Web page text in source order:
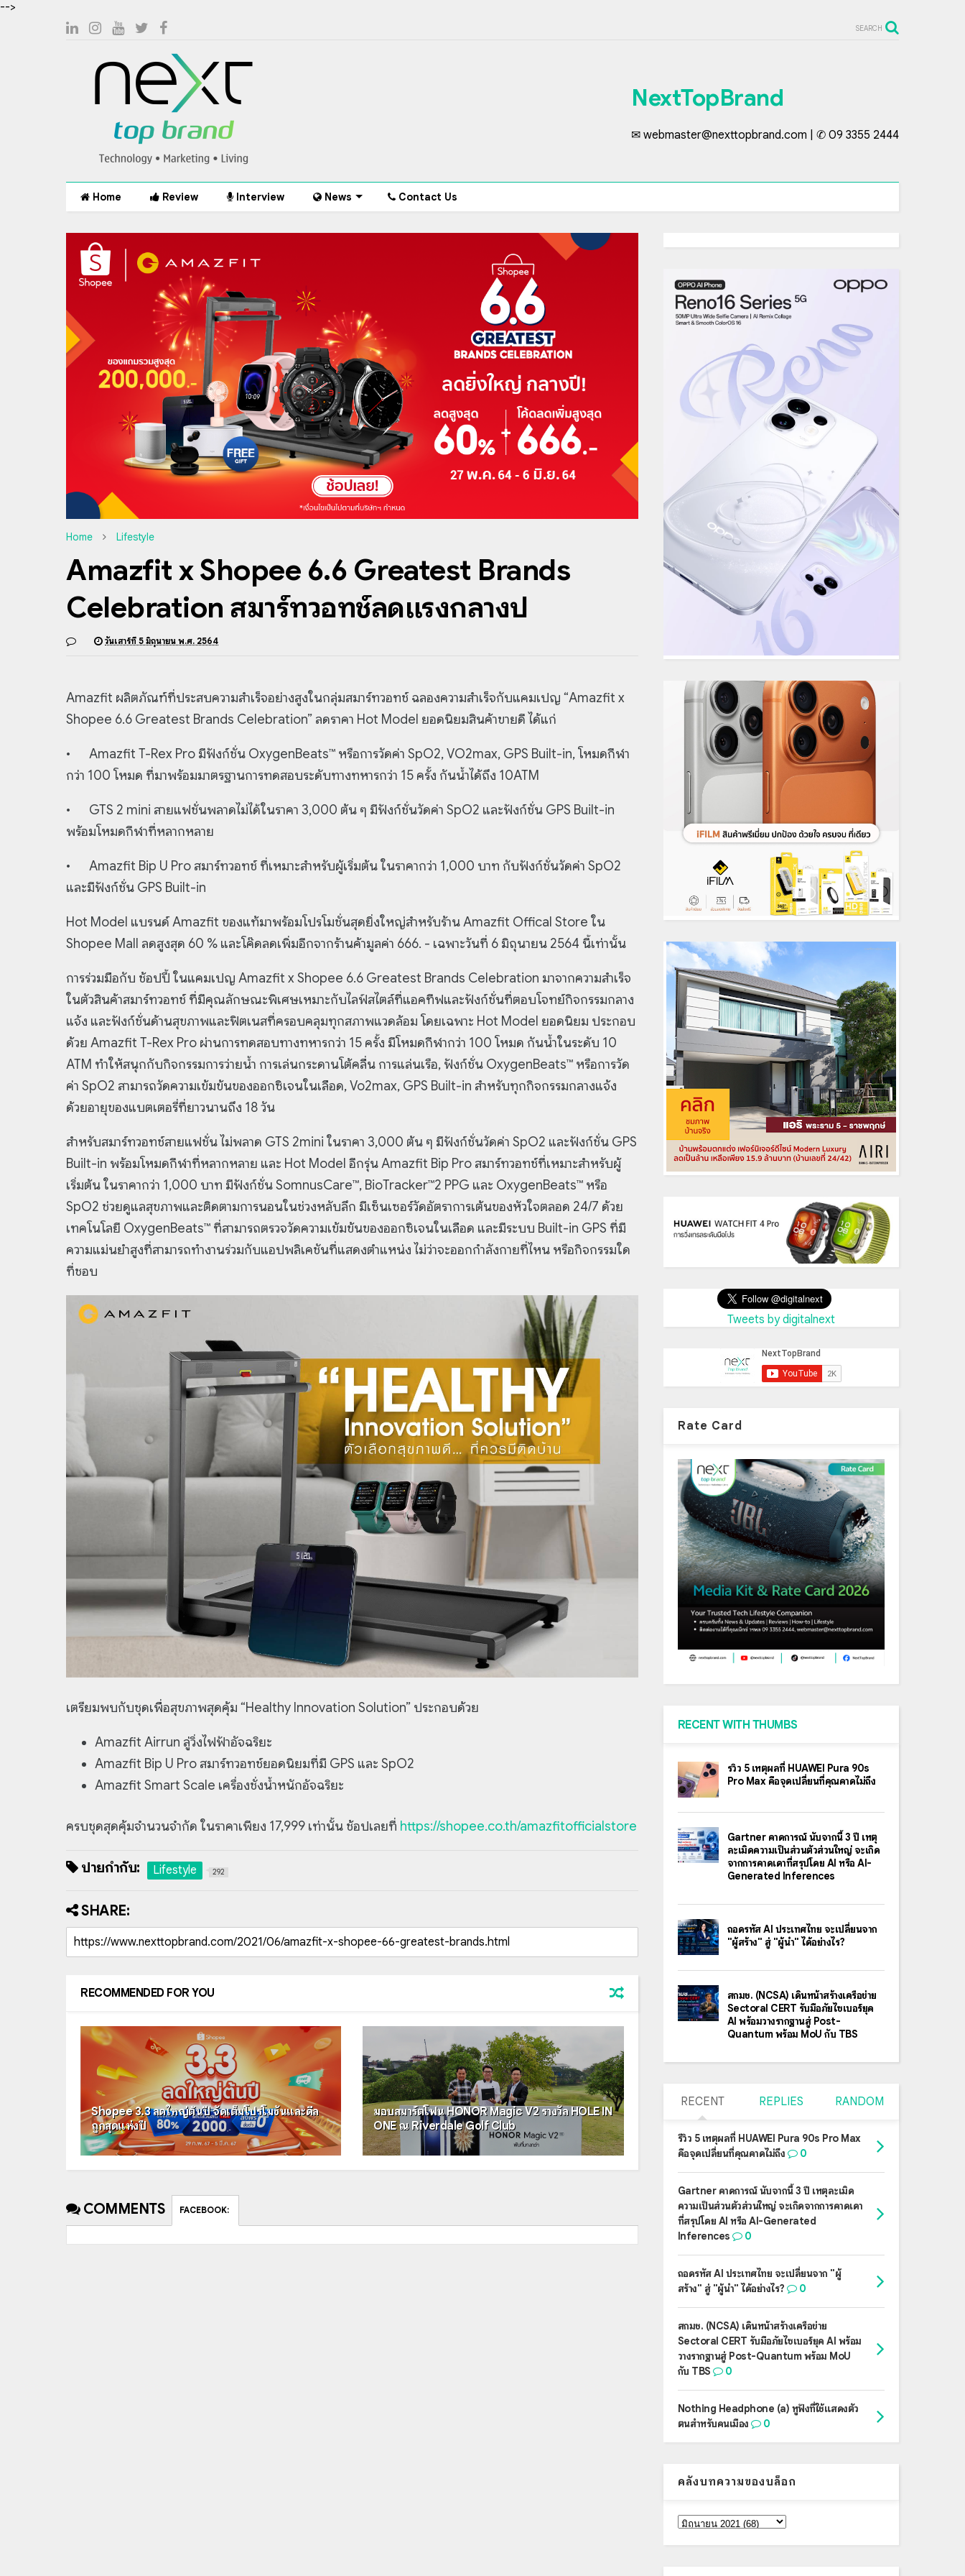
-->
SEARCH
NextTopBrand
✉ webmaster@nexttopbrand.com | ✆ 09 3355 2444
Home Review Interview News Contact Us
Home Lifestyle
Amazfit x Shopee 6.6 Greatest Brands
Celebration สมาร์ทวอทช์ลดแรงกลางปี
วันเสาร์ที่ 5 มิถุนายน พ.ศ. 2564
Amazfit ผลิตภัณฑ์ที่ประสบความสำเร็จอย่างสูงในกลุ่มสมาร์ทวอทช์ ฉลองความสำเร็จกับแคมเปญ “Amazfit x
Shopee 6.6 Greatest Brands Celebration” ลดราคา Hot Model ยอดนิยมสินค้าขายดี ได้แก่
•
Amazfit T-Rex Pro มีฟังก์ชั่น OxygenBeats™ หรือการวัดค่า SpO2, VO2max, GPS Built-in, โหมดกีฬา
กว่า 100 โหมด ที่มาพร้อมมาตรฐานการทดสอบระดับทางทหารกว่า 15 ครั้ง กันน้ำได้ถึง 10ATM
•
GTS 2 mini สายแฟชั่นพลาดไม่ได้ในราคา 3,000 ต้น ๆ มีฟังก์ชั่นวัดค่า SpO2 และฟังก์ชั่น GPS Built-in
พร้อมโหมดกีฬาที่หลากหลาย
•
Amazfit Bip U Pro สมาร์ทวอทช์ ที่เหมาะสำหรับผู้เริ่มต้น ในราคากว่า 1,000 บาท กับฟังก์ชั่นวัดค่า SpO2
และมีฟังก์ชั่น GPS Built-in
Hot Model แบรนด์ Amazfit ของแท้มาพร้อมโปรโมชั่นสุดยิ่งใหญ่สำหรับร้าน Amazfit Offical Store ใน
Shopee Mall ลดสูงสุด 60 % และโค๊ดลดเพิ่มอีกจากร้านค้ามูลค่า 666. - เฉพาะวันที่ 6 มิถุนายน 2564 นี้เท่านั้น
การร่วมมือกับ ช้อปปี้ ในแคมเปญ Amazfit x Shopee 6.6 Greatest Brands Celebration มาจากความสำเร็จ
ในตัวสินค้าสมาร์ทวอทช์ ที่มีคุณลักษณะพิเศษเหมาะกับไลฟ์สไตล์ที่แอคทีฟและฟังก์ชั่นที่ตอบโจทย์กิจกรรมกลาง
แจ้ง และฟังก์ชั่นด้านสุขภาพและฟิตเนสที่ครอบคลุมทุกสภาพแวดล้อม โดยเฉพาะ Hot Model ยอดนิยม ประกอบ
ด้วย Amazfit T-Rex Pro ผ่านการทดสอบทางทหารกว่า 15 ครั้ง มีโหมดกีฬากว่า 100 โหมด กันน้ำในระดับ 10
ATM ทำให้สนุกกับกิจกรรมการว่ายน้ำ การเล่นกระดานโต้คลื่น การแล่นเรือ, ฟังก์ชั่น OxygenBeats™ หรือการวัด
ค่า SpO2 สามารถวัดความเข้มข้นของออกซิเจนในเลือด, Vo2max, GPS Built-in สำหรับทุกกิจกรรมกลางแจ้ง
ด้วยอายุของแบตเตอรี่ที่ยาวนานถึง 18 วัน
สำหรับสมาร์ทวอทช์สายแฟชั่น ไม่พลาด GTS 2mini ในราคา 3,000 ต้น ๆ มีฟังก์ชั่นวัดค่า SpO2 และฟังก์ชั่น GPS
Built-in พร้อมโหมดกีฬาที่หลากหลาย และ Hot Model อีกรุ่น Amazfit Bip Pro สมาร์ทวอทช์ที่เหมาะสำหรับผู้
เริ่มต้น ในราคากว่า 1,000 บาท มีฟังก์ชั่น SomnusCare™, BioTracker™2 PPG และ OxygenBeats™ หรือ
SpO2 ช่วยดูแลสุขภาพและติดตามการนอนในช่วงหลับลึก มีเซ็นเซอร์วัดอัตราการเต้นของหัวใจตลอด 24/7 ด้วย
เทคโนโลยี OxygenBeats™ ที่สามารถตรวจวัดความเข้มข้นของออกซิเจนในเลือด และมีระบบ Built-in GPS ที่มี
ความแม่นยำสูงที่สามารถทำงานร่วมกับแอปพลิเคชันที่แสดงตำแหน่ง ไม่ว่าจะออกกำลังกายที่ไหน หรือกิจกรรมใด
ที่ชอบ
เตรียมพบกับชุดเพื่อสุขภาพสุดคุ้ม “Healthy Innovation Solution” ประกอบด้วย
Amazfit Airrun ลู่วิ่งไฟฟ้าอัจฉริยะ
Amazfit Bip U Pro สมาร์ทวอทช์ยอดนิยมที่มี GPS และ SpO2
Amazfit Smart Scale เครื่องชั่งน้ำหนักอัจฉริยะ
ครบชุดสุดคุ้มจำนวนจำกัด ในราคาเพียง 17,999 เท่านั้น ช้อปเลยที่ https://shopee.co.th/amazfitofficialstore
ป้ายกำกับ: Lifestyle 292
SHARE:
RECOMMENDED FOR YOU
Shopee 3.3 ลดใหญ่ต้นปี จัดเต็มโปรโมชันและดีล
ถูกสุดแห่งปี
มอบสมาร์ตโฟน HONOR Magic V2 รางวัล HOLE IN
ONE ณ Riverdale Golf Club
COMMENTS FACEBOOK:
Tweets by digitalnext
Rate Card
RECENT WITH THUMBS
รีวิว 5 เหตุผลที่ HUAWEI Pura 90s
Pro Max คือจุดเปลี่ยนที่คุณคาดไม่ถึง
Gartner คาดการณ์ นับจากนี้ 3 ปี เหตุ
ละเมิดความเป็นส่วนตัวส่วนใหญ่ จะเกิด
จากการคาดเดาที่สรุปโดย AI หรือ AI-
Generated Inferences
ถอดรหัส AI ประเทศไทย จะเปลี่ยนจาก
"ผู้สร้าง" สู่ "ผู้นำ" ได้อย่างไร?
สกมช. (NCSA) เดินหน้าสร้างเครือข่าย
Sectoral CERT รับมือภัยไซเบอร์ยุค
AI พร้อมวางรากฐานสู่ Post-
Quantum พร้อม MoU กับ TBS
RECENT REPLIES RANDOM
รีวิว 5 เหตุผลที่ HUAWEI Pura 90s Pro Max
คือจุดเปลี่ยนที่คุณคาดไม่ถึง
0
Gartner คาดการณ์ นับจากนี้ 3 ปี เหตุละเมิด
ความเป็นส่วนตัวส่วนใหญ่ จะเกิดจากการคาดเดา
ที่สรุปโดย AI หรือ AI-Generated
Inferences
0
ถอดรหัส AI ประเทศไทย จะเปลี่ยนจาก "ผู้
สร้าง" สู่ "ผู้นำ" ได้อย่างไร?
0
สกมช. (NCSA) เดินหน้าสร้างเครือข่าย
Sectoral CERT รับมือภัยไซเบอร์ยุค AI พร้อม
วางรากฐานสู่ Post-Quantum พร้อม MoU
กับ TBS
0
Nothing Headphone (a) หูฟังที่ใช้แสดงตัว
ตนสำหรับคนเมือง
0
คลังบทความของบล็อก